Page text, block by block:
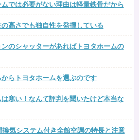
では必要がない理由は軽量鉄骨だから
高さでも独自性を発揮している
のシャッターがあればトヨタホームの
からトヨタホームを選ぶのです
寒い！なんて評判を聞いたけど本当な
換気システム付き全館空調の特長と注意